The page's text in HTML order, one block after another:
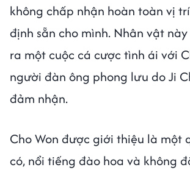
không chấp nhận hoàn toàn vị
định sẵn cho mình. Nhân vật
ra một cuộc cá cược tình ái với
người đàn ông phong lưu do Ji
đảm nhận.
Cho Won được giới thiệu là một
có, nổi tiếng đào hoa và không